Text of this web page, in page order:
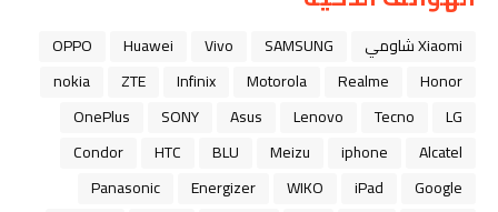
Xiaomi شاومي SAMSUNG
Vivo
Huawei
OPPO
Honor
Realme
Motorola
Infinix
ZTE
nokia
LG
Tecno
Lenovo
Asus
SONY
OnePlus
Alcatel
iphone
Meizu
BLU
HTC
Condor
Google
iPad
WIKO
Energizer
Panasonic